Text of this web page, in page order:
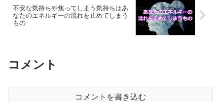
不安な気持ちや焦ってしまう気持ちはあ
なたのエネルギーの流れを止めてしまう
もの
コメント
コメントを書き込む